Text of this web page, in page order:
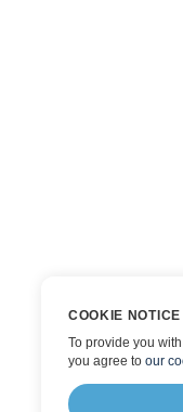
COOKIE NOTICE
To provide you
you agree to our